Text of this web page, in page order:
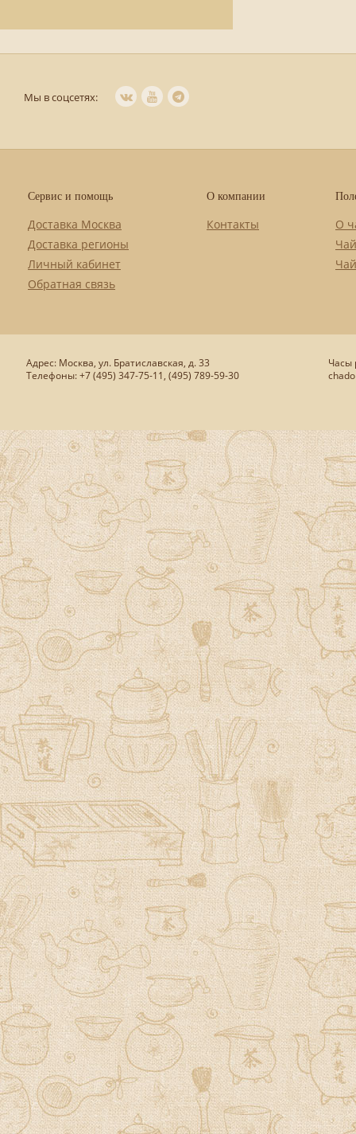
Мы в соцсетях:
Сервис и помощь
Доставка Москва
Доставка регионы
Личный кабинет
Обратная связь
О компании
Контакты
О
Адрес: Москва, ул. Братиславская, д. 33
Телефоны: +7 (495) 347-75-11, (495) 789-59-30
Часы